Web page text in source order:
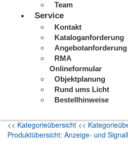
Team
Service
Kontakt
Kataloganforderung
Angebotanforderung
RMA
Onlineformular
Objektplanung
Rund ums Licht
Bestellhinweise
<< Kategorieübersicht <<
Produktübersicht: Anzeige- und